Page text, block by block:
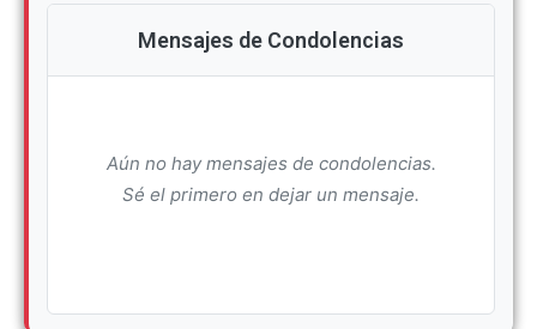
Mensajes de Condolencias
Aún no hay mensajes de condolencias.
Sé el primero en dejar un mensaje.